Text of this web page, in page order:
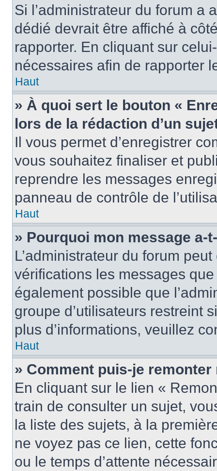
Si l’administrateur du forum a
dédié devrait être affiché à
rapporter. En cliquant sur
nécessaires afin de rapporter
Haut
» À quoi sert le bouton «
lors de la rédaction d’un
Il vous permet d’enregistrer
vous souhaitez finaliser et
reprendre les messages
panneau de contrôle de
Haut
» Pourquoi mon message a-
L’administrateur du forum
vérifications les messages
également possible que
groupe d’utilisateurs restreint
plus d’informations, veuillez
Haut
» Comment puis-je
En cliquant sur le lien «
train de consulter un sujet,
la liste des sujets, à la
ne voyez pas ce lien, cette
ou le temps d’attente